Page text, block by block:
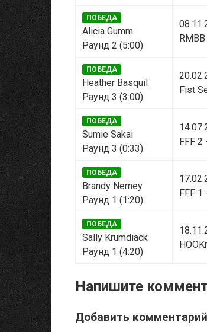
ПОБЕДА
Alicia Gumm
Раунд 2 (5:00)
ПОБЕДА
Heather Basquil
Раунд 3 (3:00)
Fist
ПОБЕДА
Sumie Sakai
Раунд 3 (0:33)
FFF 2
ПОБЕДА
Brandy Nerney
Раунд 1 (1:20)
FFF 1
ПОБЕДА
Sally Krumdiack
Раунд 1 (4:20)
Напишите
Добавить комментарий